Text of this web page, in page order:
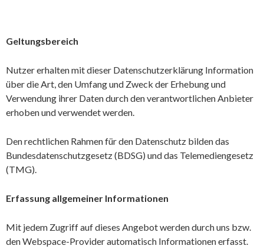
Geltungsbereich
Nutzer erhalten mit dieser Datenschutzerklärung Information
über die Art, den Umfang und Zweck der Erhebung und
Verwendung ihrer Daten durch den verantwortlichen Anbieter
erhoben und verwendet werden.
Den rechtlichen Rahmen für den Datenschutz bilden das
Bundesdatenschutzgesetz (BDSG) und das Telemediengesetz
(TMG).
Erfassung allgemeiner Informationen
Mit jedem Zugriff auf dieses Angebot werden durch uns bzw.
den Webspace-Provider automatisch Informationen erfasst.